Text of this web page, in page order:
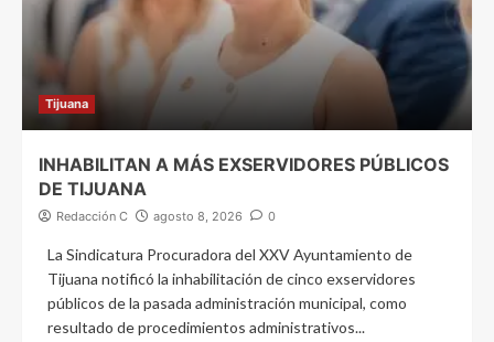
Tijuana
INHABILITAN A MÁS EXSERVIDORES PÚBLICOS
DE TIJUANA
Redacción C agosto 8, 2026 0
La Sindicatura Procuradora del XXV Ayuntamiento de
Tijuana notificó la inhabilitación de cinco exservidores
públicos de la pasada administración municipal, como
resultado de procedimientos administrativos...